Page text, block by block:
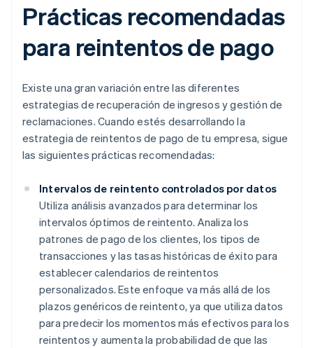
Prácticas recomendadas
para reintentos de pago
Existe una gran variación entre las diferentes
estrategias de recuperación de ingresos y gestión de
reclamaciones. Cuando estés desarrollando la
estrategia de reintentos de pago de tu empresa, sigue
las siguientes prácticas recomendadas:
Intervalos de reintento controlados por datos
Utiliza análisis avanzados para determinar los
intervalos óptimos de reintento. Analiza los
patrones de pago de los clientes, los tipos de
transacciones y las tasas históricas de éxito para
establecer calendarios de reintentos
personalizados. Este enfoque va más allá de los
plazos genéricos de reintento, ya que utiliza datos
para predecir los momentos más efectivos para los
reintentos y aumenta la probabilidad de que las